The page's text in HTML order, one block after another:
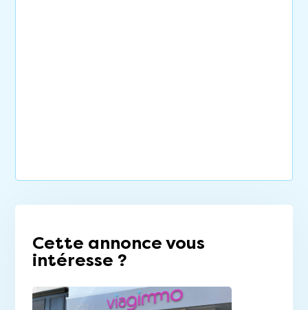
Cette annonce vous
intéresse ?